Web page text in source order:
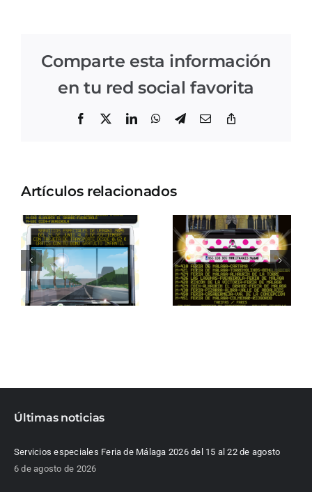
Comparte esta información
en tu red social favorita
Facebook LinkedInWhatsApp
Telegram
Correo
Artículos relacionados
Últimas noticias
Servicios especiales Feria de Málaga 2026 del 15 al 22 de agosto
6 de agosto de 2026